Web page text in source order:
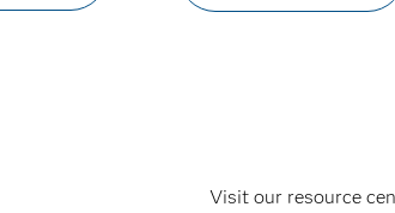
Visit our resource